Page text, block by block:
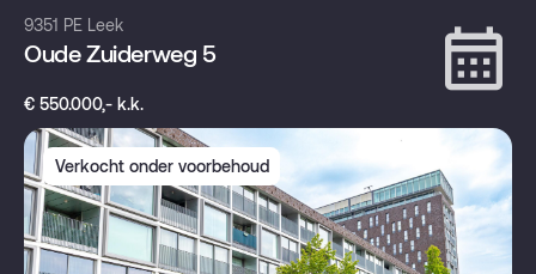
9351 PE Leek
Oude Zuiderweg 5
€ 550.000,- k.k.
Verkocht onder voorbehoud